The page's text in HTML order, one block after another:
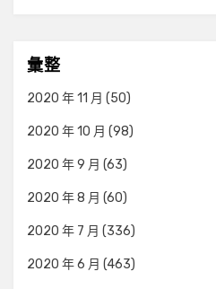
彙整
2020 年 11 月 (50)
2020 年 10 月 (98)
2020 年 9 月 (63)
2020 年 8 月 (60)
2020 年 7 月 (336)
2020 年 6 月 (463)